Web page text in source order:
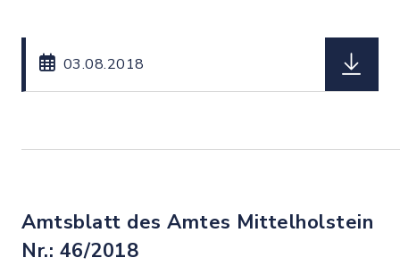
03.08.2018
Amtsblatt des Amtes Mittelholstein
Nr.: 46/2018